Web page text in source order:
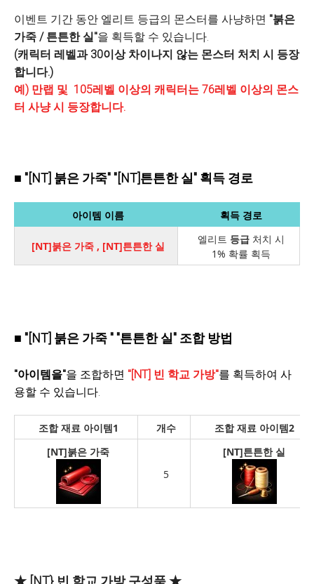
이벤트 기간 동안 엘리트 등급의 몬스터를 사냥하면 "붉은
가죽 / 튼튼한 실"을 획득할 수 있습니다.
(캐릭터 레벨과 30이상 차이나지 않는 몬스터 처치 시 등장
합니다.)
예) 만랩 및 105레벨 이상의 캐릭터는 76레벨 이상의 몬스
터 사냥 시 등장합니다.
■ "[NT] 붉은 가죽" "[NT]튼튼한 실" 획득 경로
아이템 이름 획득 경로
[NT]붉은 가죽 , [NT]튼튼한 실
엘리트 등급처치 시
1% 확률 획득
■ "[NT] 붉은 가죽 " "튼튼한 실" 조합 방법
"아이템을"을 조합하면 "[NT] 빈 학교 가방"를 획득하여 사
용할 수 있습니다.
조합 재료 아이템1 개수
조합 재료 아이템2
[NT]붉은 가죽
5
[NT]튼튼한 실
★ [NT} 빈 학교 가방 구성품 ★